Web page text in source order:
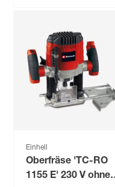
Einhell
Oberfräse 'TC-RO
1155 E' 230 V ohne